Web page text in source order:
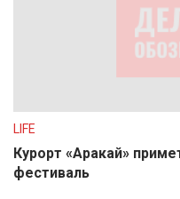
LIFE
Курорт «Аракай»
фестиваль